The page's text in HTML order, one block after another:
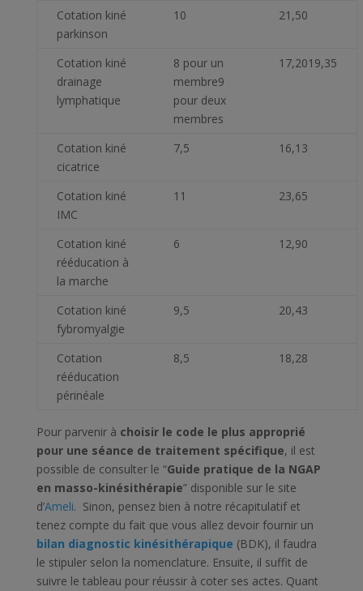
Cotation kiné
parkinson
10 21,50
Cotation kiné
drainage
lymphatique
8 pour un
membre9
pour deux
membres
17,2019,35
Cotation kiné
cicatrice
7,5 16,13
Cotation kiné
IMC
11 23,65
Cotation kiné
rééducation à
la marche
6 12,90
Cotation kiné
fybromyalgie
9,5 20,43
Cotation
rééducation
périnéale
8,5 18,28
Pour parvenir à choisir le code le plus approprié
pour une séance de traitement spécifique, il est
possible de consulter le “Guide pratique de la NGAP
en masso-kinésithérapie” disponible sur le site
d’Ameli. Sinon, pensez bien à notre récapitulatif et
tenez compte du fait que vous allez devoir fournir un
bilan diagnostic kinésithérapique (BDK), il faudra
le stipuler selon la nomenclature. Ensuite, il suffit de
suivre le tableau pour réussir à coter ses actes. Quant